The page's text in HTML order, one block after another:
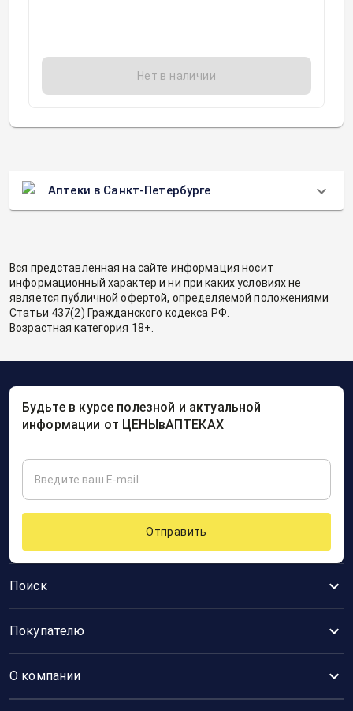
Нет в наличии
Аптеки в Санкт-Петербурге
Вся представленная на сайте информация носит
информационный характер и ни при каких условиях не
является публичной офертой, определяемой положениями
Статьи 437(2) Гражданского кодекса РФ.
Возрастная категория 18+.
Поиск
Покупателю
О компании
Будьте в курсе полезной и актуальной
информации от ЦЕНЫвАПТЕКАХ
Отправить